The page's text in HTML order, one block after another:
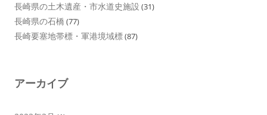
長崎県の土木遺産・市水道史施設 (31)
長崎県の石橋 (77)
長崎要塞地帯標・軍港境域標(87)
アーカイブ